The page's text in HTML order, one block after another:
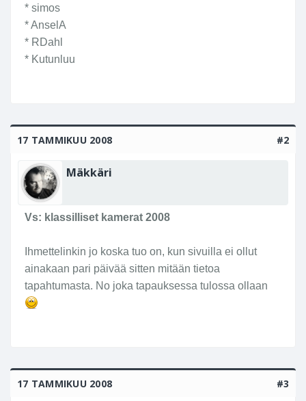
* simos
* AnselA
* RDahl
* Kutunluu
17 TAMMIKUU 2008 #2
Mäkkäri
Vs: klassilliset kamerat 2008
Ihmettelinkin jo koska tuo on, kun sivuilla ei ollut
ainakaan pari päivää sitten mitään tietoa
tapahtumasta. No joka tapauksessa tulossa ollaan
17 TAMMIKUU 2008 #3